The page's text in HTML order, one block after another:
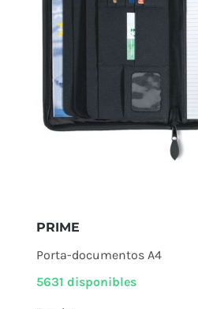
PRIME
Porta-documentos A4
5631 disponibles